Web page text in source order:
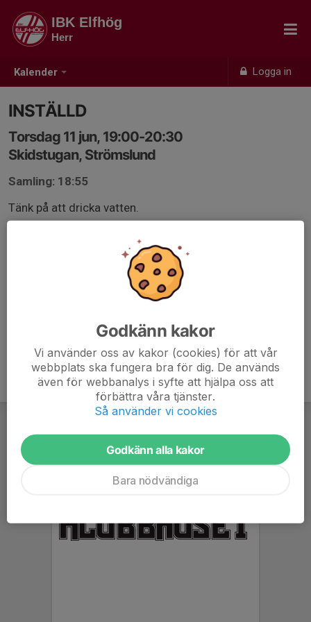
Kalender Logga in
IBK Elfhög
Herr
INSTÄLLD
Torsdag 11 jun, 19:00-20:30
Skidstugan, Strömslund
Samling: 18:55
Tänk på att dricka vatten.
Frånvaro meddelas i appen och till Jim Johnsen på
Godkänn kakor
Vi använder oss av kakor (cookies) för att vår
webbplats ska fungera bra för dig. De används
även för webbanalys i syfte att hjälpa oss att
förbättra våra tjänster.
Så använder vi cookies
Godkänn alla kakor
Bara nödvändiga